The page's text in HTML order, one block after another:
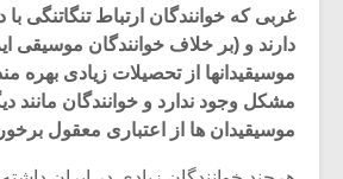
غربی که خوانندگان ارتباط تنگاتنگی با
دارند و (بر خلاف خوانندگان موسیقی
موسیقیدانها از تحصیلات زیادی بهره
مشکل وجود ندارد و خوانندگان مانند
موسیقیدان ها از اعتباری معقول